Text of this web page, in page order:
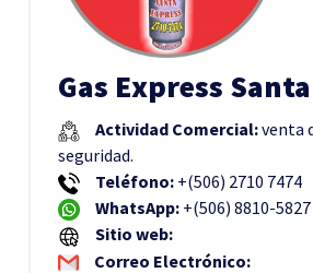
Gas Express
Actividad Comercial:venta
seguridad.
Teléfono: +(506) 2710 7474
WhatsApp: +(506) 8810-5827
Sitio web:
Correo Electrónico: